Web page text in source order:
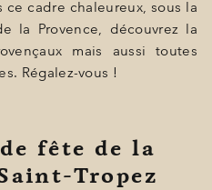
ce cadre chaleureux, sous la
la Provence, découvrez la
mais aussi toutes
Régalez-vous !
fête de la
Tropez